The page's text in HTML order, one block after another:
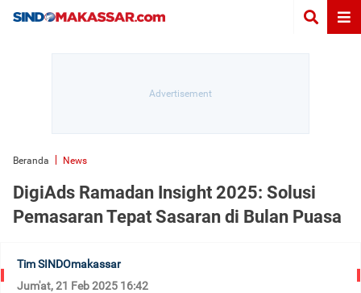
Beranda News
DigiAds Ramadan Insight 2025: Solusi
Pemasaran Tepat Sasaran di Bulan Puasa
Tim SINDOmakassar
Jum'at, 21 Feb 2025 16:42